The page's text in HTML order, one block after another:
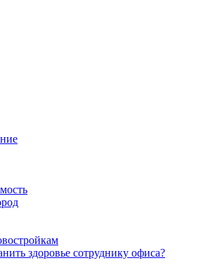
здоровье сотруднику офиса?